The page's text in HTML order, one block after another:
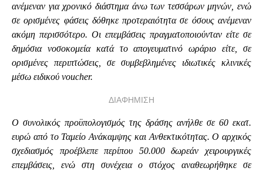
ανέμεναν για χρονικό διάστημα άνω των τεσσάρων μηνών, ενώ
σε ορισμένες φάσεις δόθηκε προτεραιότητα σε όσους ανέμεναν
ακόμη περισσότερο. Οι επεμβάσεις πραγματοποιούνταν είτε σε
δημόσια νοσοκομεία κατά το απογευματινό ωράριο είτε, σε
ορισμένες περιπτώσεις, σε συμβεβλημένες ιδιωτικές κλινικές
μέσω ειδικού voucher.
ΔΙΑΦΗΜΙΣΗ
Ο συνολικός προϋπολογισμός της δράσης ανήλθε σε 60 εκατ.
ευρώ από το Ταμείο Ανάκαμψης και Ανθεκτικότητας. Ο αρχικός
σχεδιασμός προέβλεπε περίπου 50.000 δωρεάν χειρουργικές
επεμβάσεις, ενώ στη συνέχεια ο στόχος αναθεωρήθηκε σε